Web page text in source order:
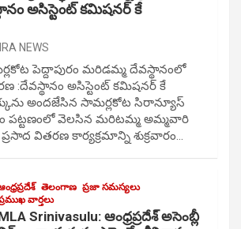
అసిస్టెంట్ కమిషనర్ కే
NEWS
పెద్దాపురం మరిడమ్మ దేవస్థానంలో
:దేవస్థానం అసిస్టెంట్ కమిషనర్ కే
అందజేసిన సామర్లకోట సిరాన్యూస్
పట్టణంలో వెలసిన మరిటమ్మ అమ్మవారి
వితరణ కార్యక్రమాన్ని శుక్రవారం…
తెలంగాణ ప్రజా సమస్యలు
వార్తలు
Srinivasulu: ఆంధ్రప్రదేశ్ అసెంబ్లీ